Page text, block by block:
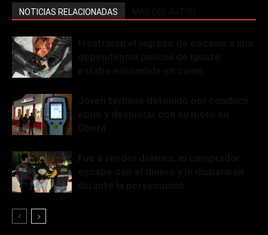
NOTICIAS RELACIONADAS